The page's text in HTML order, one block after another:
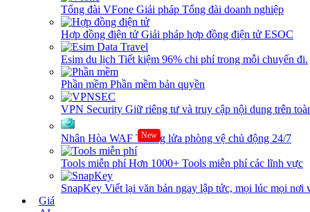
Tổng đài VFone Giải pháp Tổng đài doanh nghiệp
Hợp đồng điện tử Giải pháp hợp đồng điện tử ESOC
Esim du lịch Tiết kiệm 96% chi phí trong mỗi chuyến đi.
Phần mềm Phần mềm bản quyền
VPN Security Giữ riêng tư và truy cập nội dung trên
Nhân Hòa WAF New
Tường lửa phòng vệ chủ động 24/7
Tools miễn phíHơn 1000+ Tools miễn phí các lĩnh vực
SnapKey Viết lại văn bản ngay lập tức, mọi lúc mọi nơi
Giá